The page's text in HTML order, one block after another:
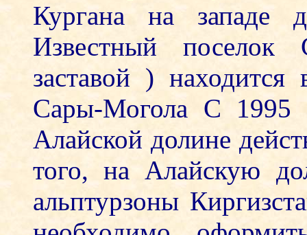
Кургана на западе
Известный
заставой ) находится
Сары-Могола С 1995
Алайской долине
того, на Алайскую
альптурзоны